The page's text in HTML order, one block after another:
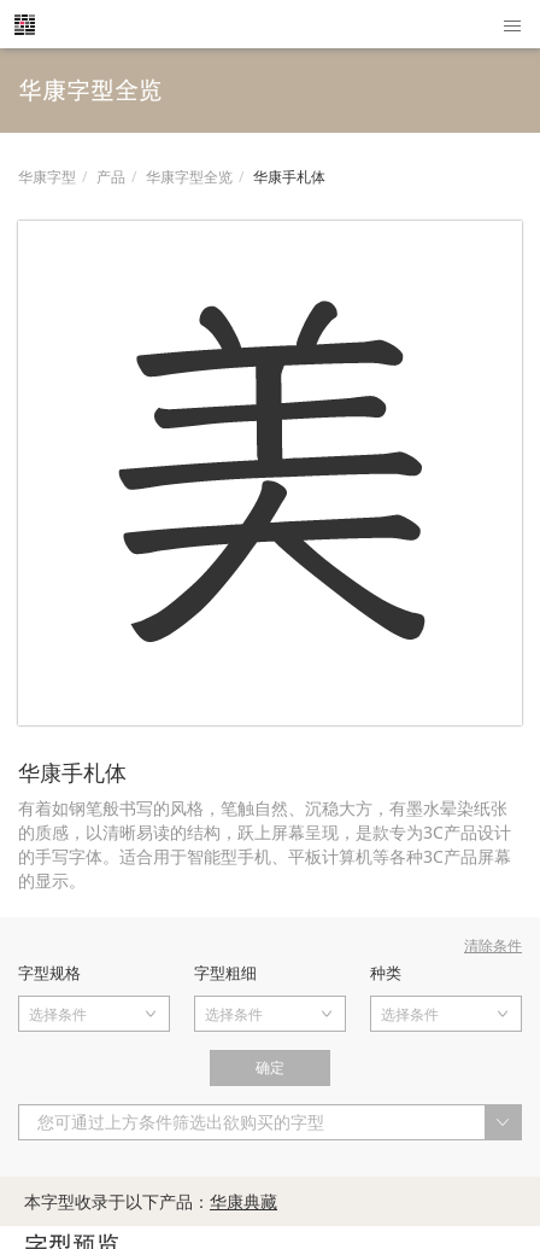
华康字型全览
华康字型 产品 华康字型全览 华康手札体
美
华康手札体
有着如钢笔般书写的风格，笔触自然、沉稳大方，有墨水晕染纸张
的质感，以清晰易读的结构，跃上屏幕呈现，是款专为3C产品设计
的手写字体。适合用于智能型手机、平板计算机等各种3C产品屏幕
的显示。
清除条件
字型规格
选择条件
字型粗细
选择条件
种类
选择条件
确定
您可通过上方条件筛选出欲购买的字型
本字型收录于以下产品： 华康典藏